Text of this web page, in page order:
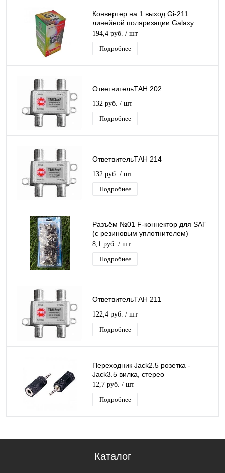
Конвертер на 1 выход Gi-211
линейной поляризации Galaxy
Innovations универсальный Gi-211
194,4 руб. / шт
Подробнее
ОтветвительТАН 202
132 руб. / шт
Подробнее
ОтветвительТАН 214
132 руб. / шт
Подробнее
Разъём №01 F-коннектор для SAT
(с резиновым уплотнителем)
Run&Teng (блистер 100 шт)
8,1 руб. / шт
Подробнее
ОтветвительТАН 211
122,4 руб. / шт
Подробнее
Переходник Jack2.5 розетка -
Jack3.5 вилка, стерео
12,7 руб. / шт
Подробнее
Каталог